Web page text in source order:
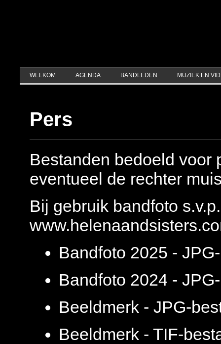
WELKOM AGENDA BANDLEDEN MUZIEK EN
Pers
Bestanden bedoeld voor
eventueel de rechter
Bij gebruik bandfoto
Bandfoto 2025 -
Bandfoto 2024 -
Beeldmerk - JPG-
Beeldmerk - TIF-